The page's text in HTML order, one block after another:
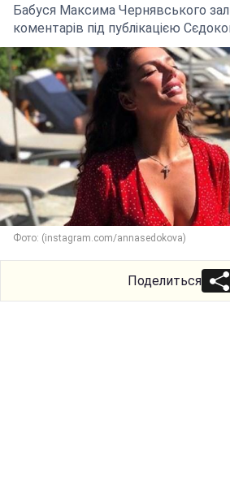
Бабуся Максима Чернявського
коментарів під публікацією
Фото: (instagram.com/annasedokova)
Поделиться